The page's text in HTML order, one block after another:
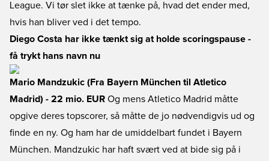
League. Vi tør slet ikke at tænke på, hvad det ender med,
hvis han bliver ved i det tempo.
Diego Costa har ikke tænkt sig at holde scoringspause -
få trykt hans navn nu
Mario Mandzukic (Fra Bayern München til Atletico
Madrid) - 22 mio. EUR Og mens Atletico Madrid måtte
opgive deres topscorer, så måtte de jo nødvendigvis ud og
finde en ny. Og ham har de umiddelbart fundet i Bayern
München. Mandzukic har haft svært ved at bide sig på i